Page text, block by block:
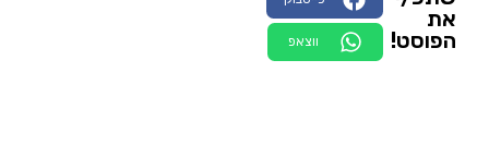
את
הפוסט!
ווצאפ